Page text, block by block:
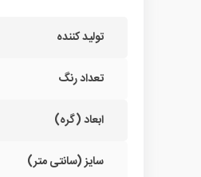
تولید کننده
تعداد رنگ
ابعاد (گره)
سایز (سانتی متر)